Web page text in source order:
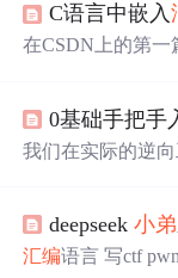
C语言中嵌入
在CSDN上的第一
源是在太丰富，
但是如果仅仅只
计算机的“底层
0基础手把
我们在实际的逆
ws API函数一样
编指令，我们只
deepseek小弟
汇编语言 写ctf